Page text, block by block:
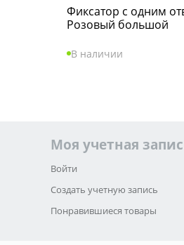
Фиксатор с одним
Розовый большой
В наличии
Моя учетная
Войти
Создать учетную запись
Понравившиеся товары